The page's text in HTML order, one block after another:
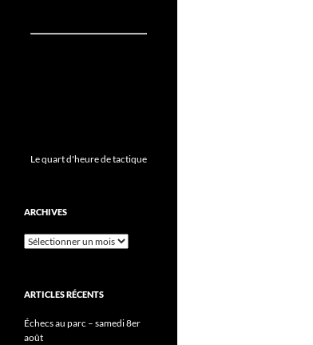
Le quart d'heure de tactique
ARCHIVES
Archives
ARTICLES RÉCENTS
Échecs au parc – samedi 8er
août